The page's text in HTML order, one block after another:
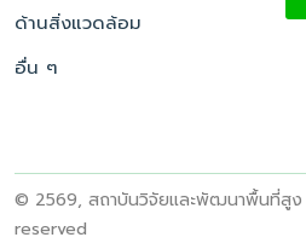
ด้านสิ่งแวดล้อม
อื่น ๆ
© 2569, สถาบันวิจัยและพัฒนาพื้นที่สูง
reserved